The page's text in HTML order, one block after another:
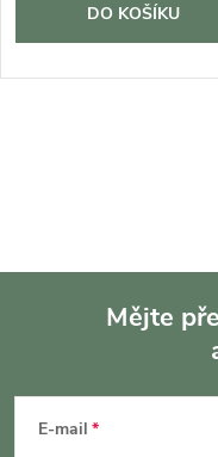
DO KOŠÍKU
Mějte
E-mail